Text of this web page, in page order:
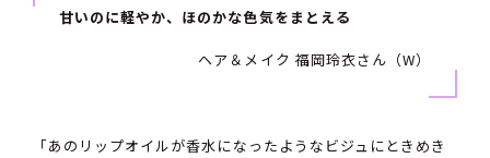
甘いのに軽やか、ほのかな色気をまとえる
ヘア＆メイク 福岡玲衣さん（W）
「あのリップオイルが香水になったようなビジュにときめき